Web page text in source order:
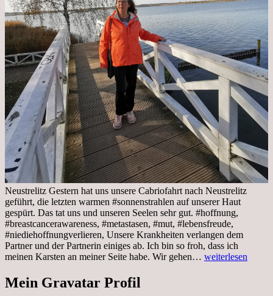
Neustrelitz Gestern hat uns unsere Cabriofahrt nach Neustrelitz
geführt, die letzten warmen #sonnenstrahlen auf unserer Haut
gespürt. Das tat uns und unseren Seelen sehr gut. #hoffnung,
#breastcancerawareness, #metastasen, #mut, #lebensfreude,
#niediehoffnungverlieren, Unsere Krankheiten verlangen dem
Partner und der Partnerin einiges ab. Ich bin so froh, dass ich
meinen Karsten an meiner Seite habe. Wir gehen… Sonnabend,
weiterlesen
Mein Gravatar Profil